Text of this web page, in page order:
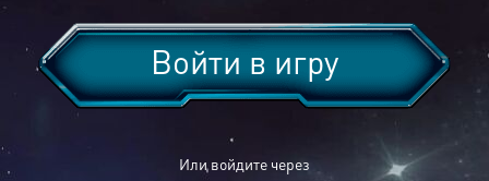
Или войдите через
Войти в игру